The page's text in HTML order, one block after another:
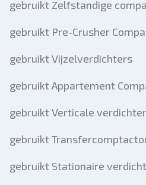
gebruikt Zelfstandige
gebruikt Pre-Crusher
gebruikt Vijzelverdichters
gebruikt Appartement
gebruikt Verticale
gebruikt
gebruikt Stationaire